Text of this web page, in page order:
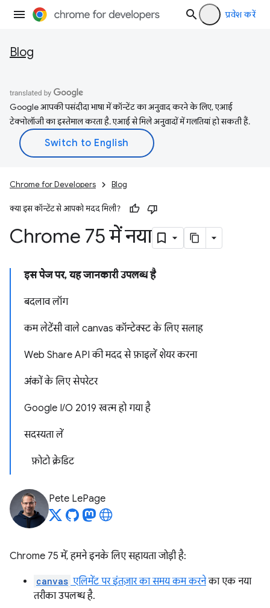
प्रवेश करें
Blog
Google आपकी पसंदीदा भाषा में कॉन्टेंट का अनुवाद करने के लिए, एआई
टेक्नोलॉजी का इस्तेमाल करता है. एआई से मिले अनुवादों में गलतियां हो सकती हैं.
Chrome for Developers Blog
क्या इस कॉन्टेंट से आपको मदद मिली?
Chrome 75 में नया
इस पेज पर, यह जानकारी उपलब्ध है
बदलाव लॉग
कम लेटेंसी वाले canvas कॉन्टेक्स्ट के लिए सलाह
Web Share API की मदद से फ़ाइलें शेयर करना
अंकों के लिए सेपरेटर
Google I/O 2019 खत्म हो गया है
सदस्यता लें
फ़ोटो क्रेडिट
Pete LePage
Chrome 75 में, हमने इनके लिए सहायता जोड़ी है:
canvas एलिमेंट पर इंतज़ार का समय कम करनेका एक नया
तरीका उपलब्ध है.